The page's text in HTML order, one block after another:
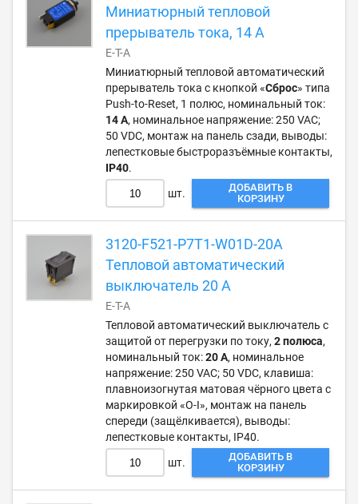
Миниатюрный тепловой
прерыватель тока, 14 А
E-T-A
Миниатюрный тепловой автоматический
прерыватель тока с кнопкой «Сброс» типа
Push-to-Reset, 1 полюс, номинальный ток:
14 А, номинальное напряжение: 250 VAC;
50 VDC, монтаж на панель сзади, выводы:
лепестковые быстроразъёмные контакты,
IP40.
шт.
ДОБАВИТЬ В
КОРЗИНУ
3120-F521-P7T1-W01D-20A
Тепловой автоматический
выключатель 20 А
E-T-A
Тепловой автоматический выключатель с
защитой от перегрузки по току, 2 полюса,
номинальный ток:20 А, номинальное
напряжение: 250 VAC; 50 VDC, клавиша:
плавноизогнутая матовая чёрного цвета с
маркировкой «O-I», монтаж на панель
спереди (защёлкивается), выводы:
лепестковые контакты, IP40.
шт.
ДОБАВИТЬ В
КОРЗИНУ